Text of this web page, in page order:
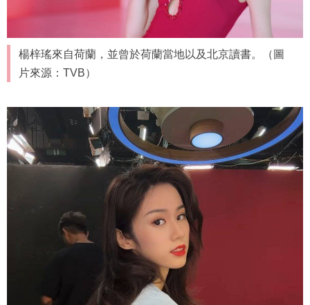
楊梓瑤來自荷蘭，並曾於荷蘭當地以及北京讀書。（圖
片來源：TVB）